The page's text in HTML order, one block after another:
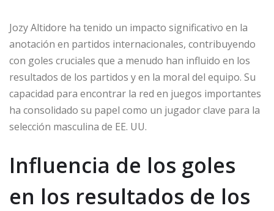
Jozy Altidore ha tenido un impacto significativo en la
anotación en partidos internacionales, contribuyendo
con goles cruciales que a menudo han influido en los
resultados de los partidos y en la moral del equipo. Su
capacidad para encontrar la red en juegos importantes
ha consolidado su papel como un jugador clave para la
selección masculina de EE. UU.
Influencia de los goles
en los resultados de los